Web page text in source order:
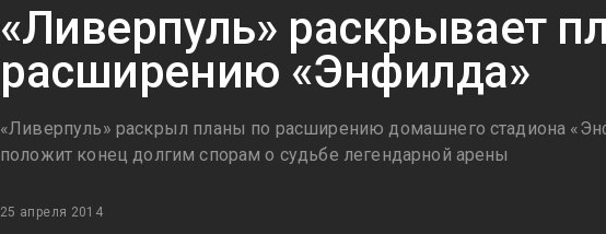
«Ливерпуль» раскрывает
расширению «Энфилда»
«Ливерпуль» раскрыл планы по расширению домашнего стадиона
положит конец долгим спорам о судьбе легендарной арены
25 апреля 2014